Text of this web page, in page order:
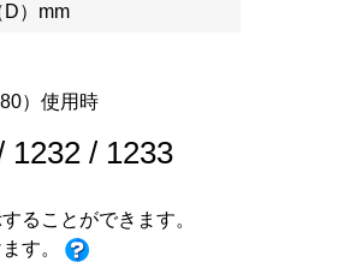
）mm
）使用時
1232 / 1233
ることができます。
す。